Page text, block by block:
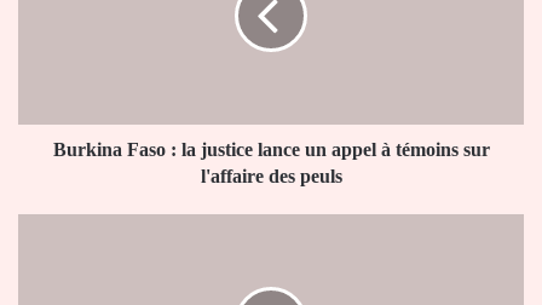
à
témoinsBurkina Faso : la justice lance un appel à témoins sur
l'affaire des peuls